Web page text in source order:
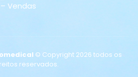
– Vendas
© Copyright 2026 todos os
reservados.